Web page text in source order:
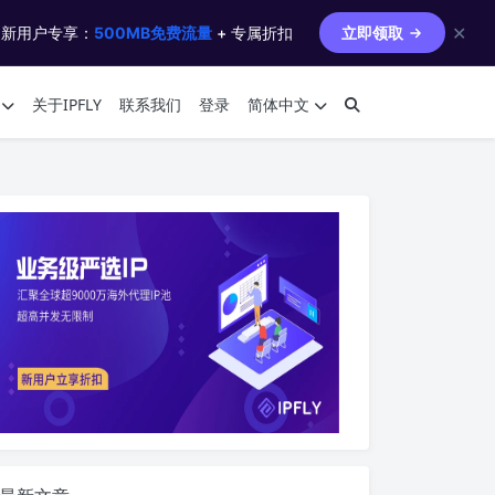
用户专享： 500MB免费流量 + 专属折扣 立即领取 ✕
关于IPFLY 联系我们 登录 简体中文